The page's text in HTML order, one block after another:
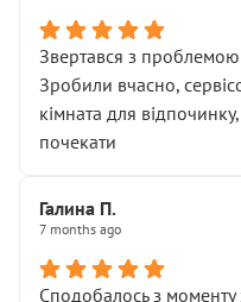
Звертався з
Зробили вчасно,
кімната для
почекати
Галина П.
7 months ago
Сподобалось з моменту